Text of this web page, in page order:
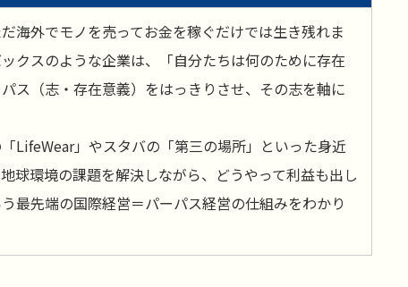
海外でモノを売ってお金を稼ぐだけでは生き残れま
クスのような企業は、「自分たちは何のために存在
ス（志・存在意義）をはっきりさせ、その志を軸に
LifeWear」やスタバの「第三の場所」といった身近
球環境の課題を解決しながら、どうやって利益も出し
最先端の国際経営＝パーパス経営の仕組みをわかり